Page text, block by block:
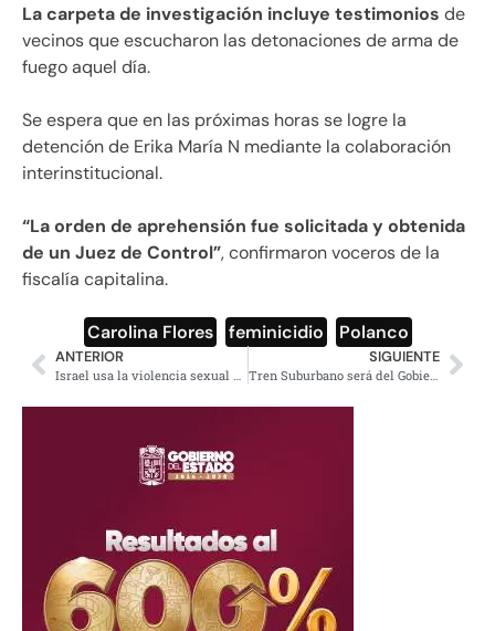
La carpeta de investigación incluye testimonios de
vecinos que escucharon las detonaciones de arma de
fuego aquel día.
Se espera que en las próximas horas se logre la
detención de Erika María N mediante la colaboración
interinstitucional.
“La orden de aprehensión fue solicitada y obtenida
de un Juez de Control”, confirmaron voceros de la
fiscalía capitalina.
Carolina Flores feminicidio Polanco
ANTERIOR SIGUIENTE
Tren Suburbano será del Gobierno de México y llegará al AIFA